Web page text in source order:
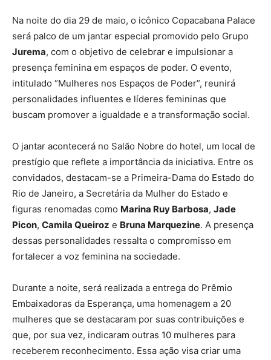
Na noite do dia 29 de maio, o icônico Copacabana Palace
será palco de um jantar especial promovido pelo Grupo
Jurema, com o objetivo de celebrar e impulsionar a
presença feminina em espaços de poder. O evento,
intitulado “Mulheres nos Espaços de Poder”, reunirá
personalidades influentes e líderes femininas que
buscam promover a igualdade e a transformação social.
O jantar acontecerá no Salão Nobre do hotel, um local de
prestígio que reflete a importância da iniciativa. Entre os
convidados, destacam-se a Primeira-Dama do Estado do
Rio de Janeiro, a Secretária da Mulher do Estado e
figuras renomadas como Marina Ruy Barbosa, Jade
Picon, Camila Queiroz e Bruna Marquezine. A presença
dessas personalidades ressalta o compromisso em
fortalecer a voz feminina na sociedade.
Durante a noite, será realizada a entrega do Prêmio
Embaixadoras da Esperança, uma homenagem a 20
mulheres que se destacaram por suas contribuições e
que, por sua vez, indicaram outras 10 mulheres para
receberem reconhecimento. Essa ação visa criar uma